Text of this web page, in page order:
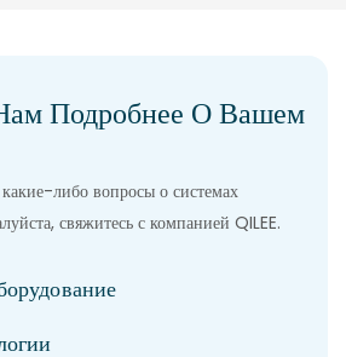
Подробнее О Вашем
либо вопросы о системах
свяжитесь с компанией QILEE.